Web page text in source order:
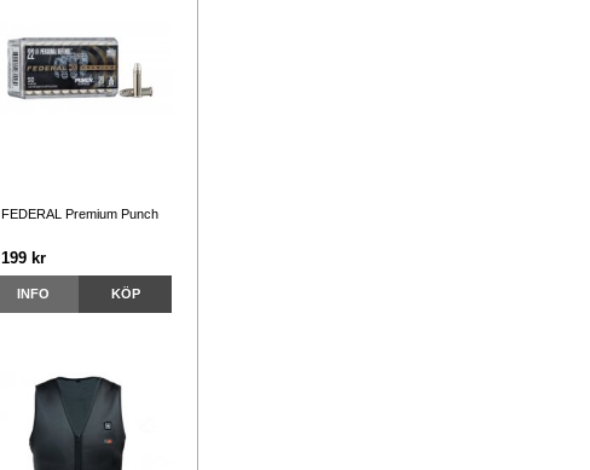
FEDERAL Premium Punch
199 kr
INFO KÖP